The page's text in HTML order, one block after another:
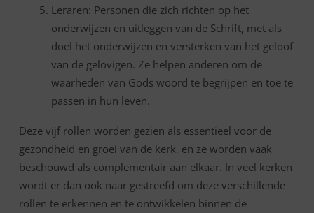
Leraren: Personen die zich richten op het
onderwijzen en uitleggen van de Schrift, met als
doel het onderwijzen en versterken van het geloof
van de gelovigen. Ze helpen anderen om de
waarheden van Gods woord te begrijpen en toe te
passen in hun leven.
Deze vijf rollen worden gezien als essentieel voor de
gezondheid en groei van de kerk, en ze worden vaak
beschouwd als complementair aan elkaar. In veel kerken
wordt er dan ook naar gestreefd om deze verschillende
rollen te erkennen en te ontwikkelen binnen de